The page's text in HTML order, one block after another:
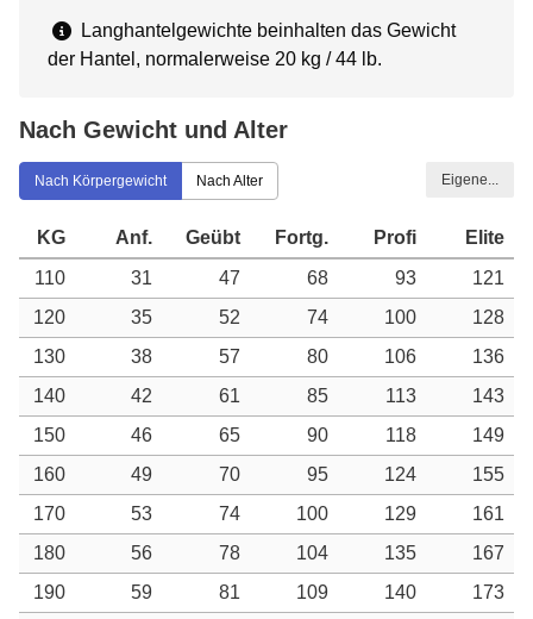
Langhantelgewichte beinhalten das Gewicht
der Hantel, normalerweise 20 kg / 44 lb.
Nach Gewicht und Alter
Nach Körpergewicht Nach Alter Eigene...
KG Anf. Geübt Fortg. Profi
Elite
110
31 47 68 93
121
120
35 52 74 100
128
130
38 57 80 106
136
140
42 61 85 113
143
150
46 65 90 118
149
160
49 70 95 124
155
170
53 74 100 129
161
180
56 78 104 135
167
190
59 81 109 140
173